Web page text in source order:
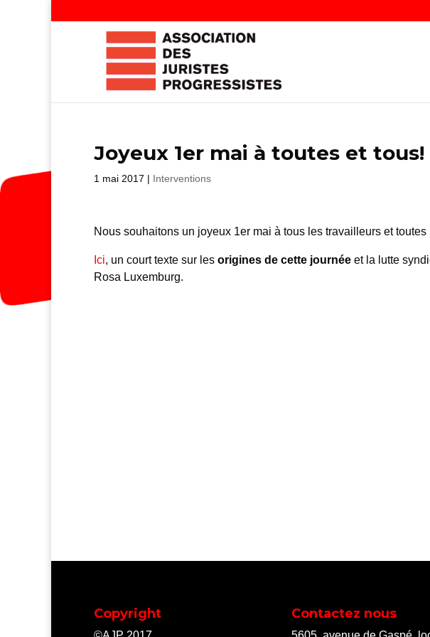
Joyeux 1er mai à toutes et tous!
1 mai 2017 | Interventions
Nous souhaitons un joyeux 1er mai à tous les travailleurs et
Ici, un court texte sur les origines de cette journée et la lutte
Rosa Luxemburg.
Copyright Contactez nous